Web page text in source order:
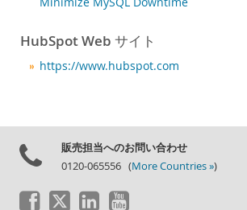
デベロッパー ゾーン
HubSpot Web サイト
https://www.hubspot.com
販売担当へのお問い合わせ
0120-065556 (More Countries »)